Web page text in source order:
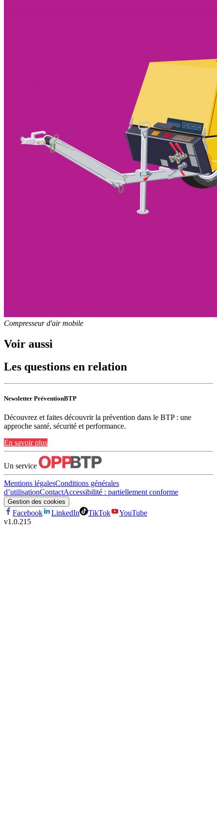
Compresseur d'air mobile
Voir aussi
Les questions en relation
Newsletter PréventionBTP
Découvrez et faites découvrir la prévention dans le BTP : une
approche santé, sécurité et performance.
En savoir plus
Un service
Mentions légalesConditions générales
d’utilisationContactAccessibilité : partiellement conforme
Gestion des cookies
Facebook LinkedIn TikTok
YouTube
v1.0.215